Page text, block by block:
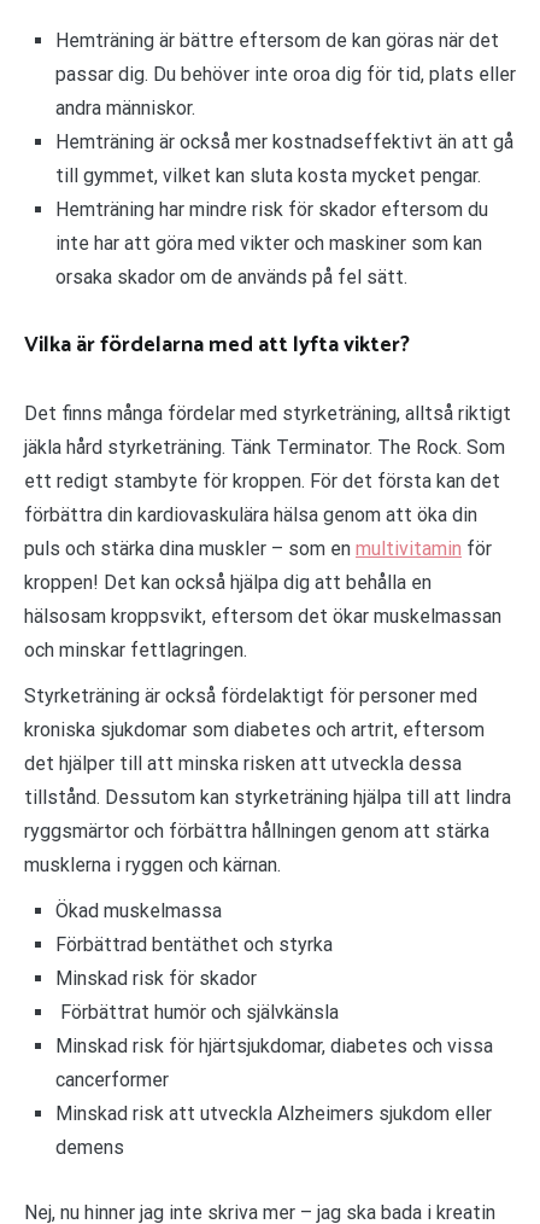
Hemträning är bättre eftersom de kan göras när det
passar dig. Du behöver inte oroa dig för tid, plats eller
andra människor.
Hemträning är också mer kostnadseffektivt än att gå
till gymmet, vilket kan sluta kosta mycket pengar.
Hemträning har mindre risk för skador eftersom du
inte har att göra med vikter och maskiner som kan
orsaka skador om de används på fel sätt.
Vilka är fördelarna med att lyfta vikter?
Det finns många fördelar med styrketräning, alltså riktigt
jäkla hård styrketräning. Tänk Terminator. The Rock. Som
ett redigt stambyte för kroppen. För det första kan det
förbättra din kardiovaskulära hälsa genom att öka din
puls och stärka dina muskler – som en multivitamin för
kroppen! Det kan också hjälpa dig att behålla en
hälsosam kroppsvikt, eftersom det ökar muskelmassan
och minskar fettlagringen.
Styrketräning är också fördelaktigt för personer med
kroniska sjukdomar som diabetes och artrit, eftersom
det hjälper till att minska risken att utveckla dessa
tillstånd. Dessutom kan styrketräning hjälpa till att lindra
ryggsmärtor och förbättra hållningen genom att stärka
musklerna i ryggen och kärnan.
Ökad muskelmassa
Förbättrad bentäthet och styrka
Minskad risk för skador
Förbättrat humör och självkänsla
Minskad risk för hjärtsjukdomar, diabetes och vissa
cancerformer
Minskad risk att utveckla Alzheimers sjukdom eller
demens
Nej, nu hinner jag inte skriva mer – jag ska bada i kreatin